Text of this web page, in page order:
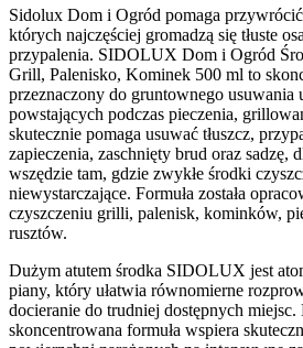
Sidolux Dom i Ogród pomaga
których najczęściej gromadzą się tłuste
przypalenia. SIDOLUX Dom i Ogród
Grill, Palenisko, Kominek 500 ml to
przeznaczony do gruntownego usuwania
powstających podczas pieczenia,
skutecznie pomaga usuwać tłuszcz,
zapieczenia, zaschnięty brud oraz sadzę,
wszędzie tam, gdzie zwykłe środki
niewystarczające. Formuła została
czyszczeniu grilli, palenisk, kominków,
rusztów.
Dużym atutem środka SIDOLUX jest
piany, który ułatwia równomierne
docieranie do trudniej dostępnych miejsc.
skoncentrowana formuła wspiera